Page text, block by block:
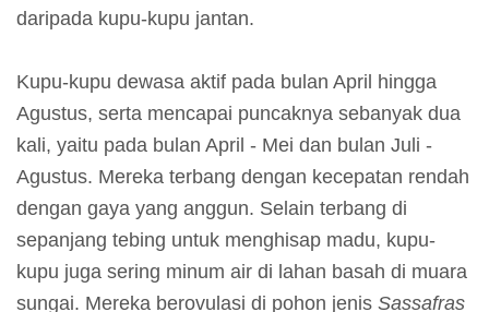
a
e
r
a
n
M
e
d
daripada kupu-kupu jantan.
Kupu-kupu dewasa aktif pada bulan April hingga
Agustus, serta mencapai puncaknya sebanyak dua
kali, yaitu pada bulan April - Mei dan bulan Juli -
Agustus. Mereka terbang dengan kecepatan rendah
dengan gaya yang anggun. Selain terbang di
sepanjang tebing untuk menghisap madu, kupu-
kupu juga sering minum air di lahan basah di muara
sungai. Mereka berovulasi di pohon jenis Sassafras